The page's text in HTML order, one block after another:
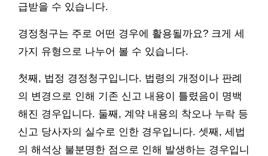
급받을 수 있습니다.
경정청구는 주로 어떤 경우에 활용될까요? 크게 세
가지 유형으로 나누어 볼 수 있습니다.
첫째, 법정 경정청구입니다. 법령의 개정이나 판례
의 변경으로 인해 기존 신고 내용이 틀렸음이 명백
해진 경우입니다. 둘째, 계약 내용의 착오나 누락 등
신고 당사자의 실수로 인한 경우입니다. 셋째, 세법
의 해석상 불분명한 점으로 인해 발생하는 경우입니